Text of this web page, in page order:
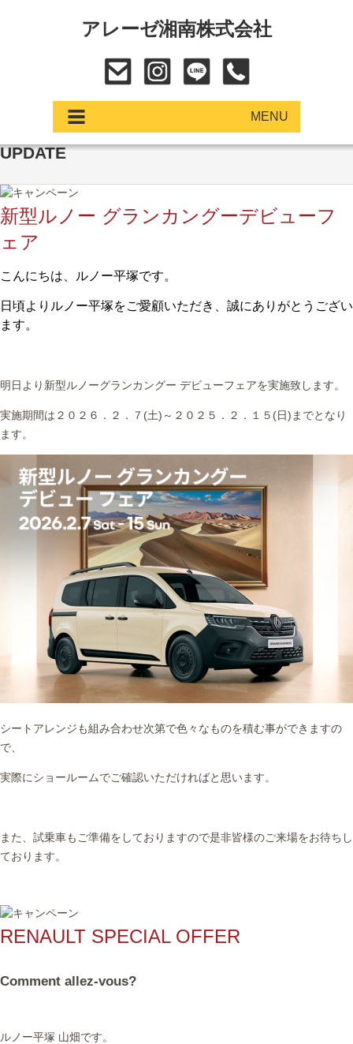
アレーゼ湘南株式会社
MENU
展示車・試乗車
中古車
ショールーム
サービス
店舗アクセス
UPDATE
新型ルノー グランカングーデビューフ
ェア
こんにちは、ルノー平塚です。
日頃よりルノー平塚をご愛顧いただき、誠にありがとうござい
ます。
明日より新型ルノーグランカングー デビューフェアを実施致します。
実施期間は２０２６．２．７(土)～２０２５．２．１５(日)までとなり
ます。
シートアレンジも組み合わせ次第で色々なものを積む事ができますの
で、
実際にショールームでご確認いただければと思います。
また、試乗車もご準備をしておりますので是非皆様のご来場をお待ちし
ております。
RENAULT SPECIAL OFFER
Comment allez-vous?
ルノー平塚 山畑です。